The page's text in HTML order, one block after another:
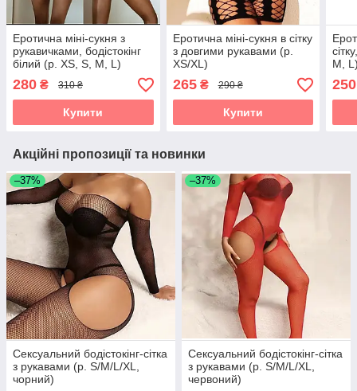
Еротична міні-сукня з
рукавичками, бодістокінг
білий (р. XS, S, M, L)
280 ₴ 310 ₴
Купити
Еротична міні-сукня в сітку
з довгими рукавами (р.
XS/XL)
265₴ 290 ₴
Купити
M,
250
Акційні пропозиції та новинки
–37%
Сексуальний бодістокінг-сітка
з рукавами (р. S/M/L/XL,
чорний)
–37%
Сексуальний бодістокінг-сітка
з рукавами (р. S/M/L/XL,
червоний)